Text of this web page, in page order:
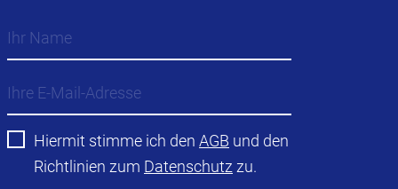
Hiermit stimme ich den AGB und den
Richtlinien zum Datenschutz zu.